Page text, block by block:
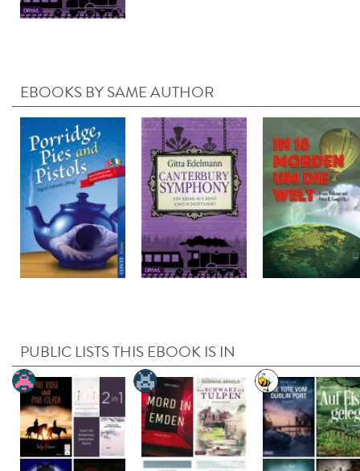
EBOOKS BY SAME AUTHOR
PUBLIC LISTS THIS EBOOK IS IN